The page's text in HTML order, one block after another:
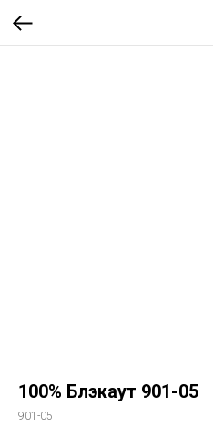
100% Блэкаут 901-05
901-05